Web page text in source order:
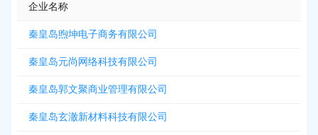
企业名称
秦皇岛煦坤电子商务有限公司
秦皇岛元尚网络科技有限公司
秦皇岛郭文聚商业管理有限公司
秦皇岛玄澈新材料科技有限公司